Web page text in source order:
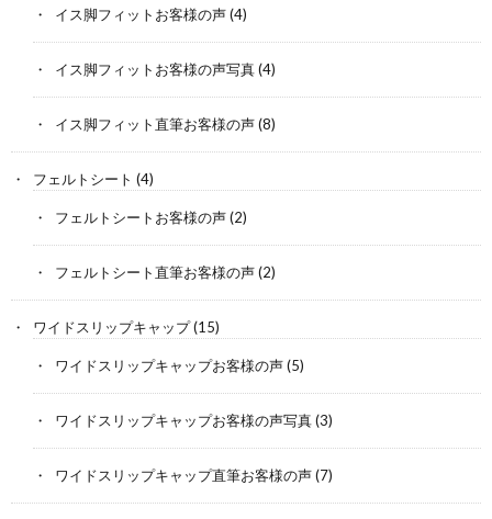
イス脚フィットお客様の声(4)
イス脚フィットお客様の声写真(4)
イス脚フィット直筆お客様の声(8)
フェルトシート (4)
フェルトシートお客様の声(2)
フェルトシート直筆お客様の声(2)
ワイドスリップキャップ(15)
ワイドスリップキャップお客様の声(5)
ワイドスリップキャップお客様の声写真(3)
ワイドスリップキャップ直筆お客様の声(7)